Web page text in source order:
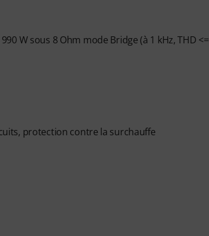
W sous 8 Ohm mode Bridge (à 1 kHz, THD <=
protection contre la surchauffe